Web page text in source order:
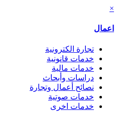
×
اعمال
تجارة الكترونية
خدمات قانونية
خدمات مالية
دراسات وأبحاث
نصائح أعمال وتجارة
خدمات صوتية
خدمات اخرى